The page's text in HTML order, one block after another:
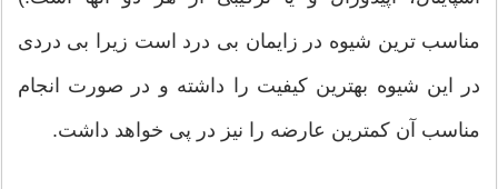
مناسب ترین شیوه در زایمان بی درد است زیرا بی دردی
در این شیوه بهترین کیفیت را داشته و در صورت انجام
مناسب آن کمترین عارضه را نیز در پی خواهد داشت.